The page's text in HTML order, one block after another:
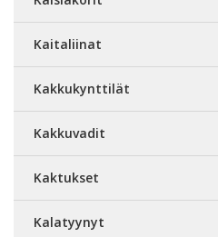
Kaitaliinat
Kakkukynttilät
Kakkuvadit
Kaktukset
Kalatyynyt